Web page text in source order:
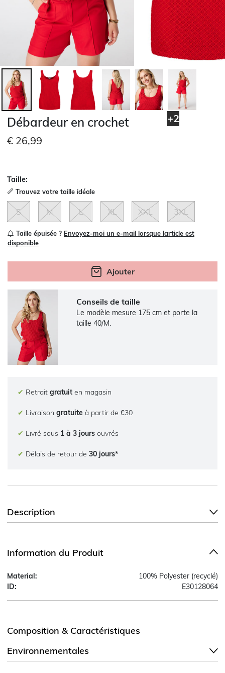
+2
Débardeur en crochet
€ 26,99
Taille:
Trouvez votre taille idéale
S M L XL XXL 3XL
Taille épuisée ? Envoyez-moi un e-mail lorsque larticle est
disponible
Ajouter
Conseils de taille
Le modèle mesure 175 cm et porte la
taille 40/M.
✔ Retrait gratuit en magasin
✔ Livraison gratuite à partir de €30
✔ Livré sous 1 à 3 jours ouvrés
✔ Délais de retour de 30 jours*
Description
Information du Produit
Material:
100% Polyester (recyclé)
ID:
E30128064
Composition & Caractéristiques
Environnementales